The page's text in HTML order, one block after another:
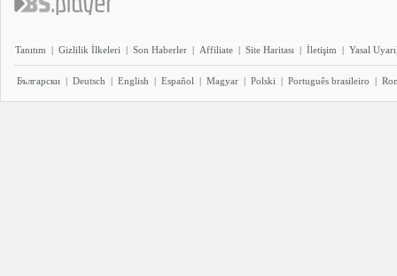
Tanıtım | Gizlilik İlkeleri | Son Haberler | Affiliate | Site Haritası | İletişim | Yasal
Български | Deutsch | English | Español | Magyar | Polski | Português brasileiro |